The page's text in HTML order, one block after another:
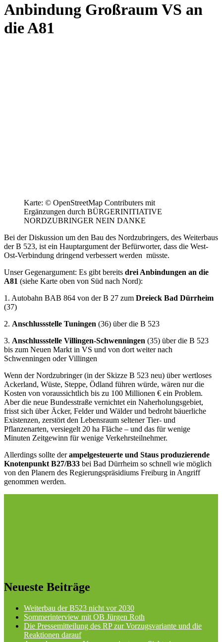
Anbindung Großraum VS an
die A81
Karte: © OpenStreetMap Contributers mit
Ergänzungen durch BÜRGERINITIATIVE
NORDZUBRINGER NEIN DANKE
Bei der Diskussion um den Bau des Nordzubringers, des Weiterbaus
der B 523, ist ein Hauptargument der Befürworter, dass die West-
Ost-Verbindung dringend verbessert werden müsste.
Unser Gegenargument: Es gibt bereits drei Anbindungen an die
A81 (siehe Karte oben von Süd nach Nord):
1. Autobahn BAB 864 von der B 27 zum Dreieck Bad Dürrheim
(37)
2. Anschlussstelle Tuningen (36) über die B 523
3. Anschlussstelle Villingen-Schwenningen (35) über die B 523
bis zum Neuen Markt in VS und von dort weiter nach
Schwenningen oder Villingen
Wenn der Nordzubringer (in der Skizze B 523 neu) über wertloses
Ackerland, Wüste, Steppe, Ödland führen würde, wären nur die
Kosten von voraussichtlich bis zu 100 Millionen € ein Problem.
Aber die neue Bundesstraße vernichtet ein Naherholungsgebiet,
frisst sich über Äcker, Felder und Wälder und bedroht bäuerliche
Existenzen, zerstört den Lebensraum seltener Tier- und
Pflanzenarten, versiegelt 20 ha Fläche – und das für wenige
Minuten Zeitgewinn für wenige Verkehrsteilnehmer.
Allerdings sollte derampelgesteuerte und Staus produzierende
Knotenpunkt B27/B33 bei Bad Dürrheim so schnell wie möglich
von den Planern des Regierungspräsidiums Freiburg in Angriff
genommen werden.
Neueste Beiträge
Weiterbau der B523 nicht vor 2030
Sommerinterview mit OB Jürgen Roth
Die Pressemitteilung des RP zur Vorzugsvariante und die
Reaktionen darauf